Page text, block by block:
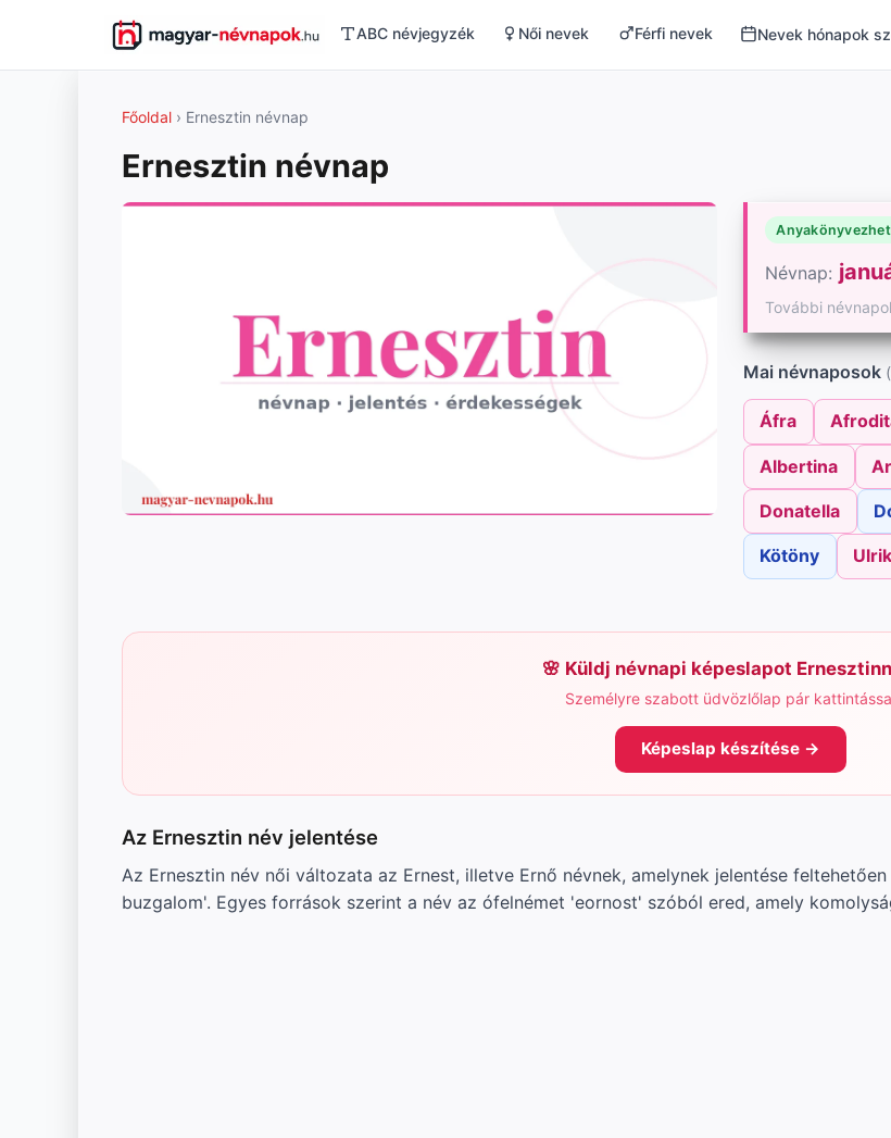
ABC névjegyzék Női nevek Férfi nevek Nevek hónapok
Főoldal › Ernesztin névnap
Ernesztin névnap
Névnap:
További
Mai névnaposok
Áfra
Albertina
Donatella
Kötöny
Küldj névnapi képeslapot
Személyre szabott üdvözlőlap pár
Képeslap készítése →
Az Ernesztin név jelentése
Az Ernesztin név női változata az Ernest, illetve Ernő névnek, amelynek jelentése
buzgalom'. Egyes források szerint a név az ófelnémet 'eornost' szóból ered, amely